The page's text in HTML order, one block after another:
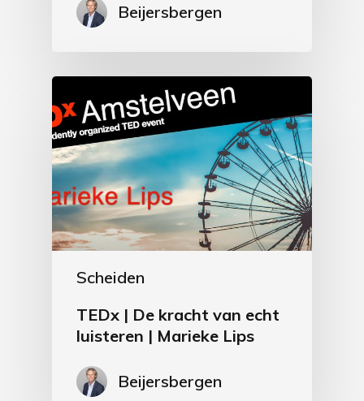
Beijersbergen
Scheiden
TEDx | De kracht van echt
luisteren | Marieke Lips
Beijersbergen